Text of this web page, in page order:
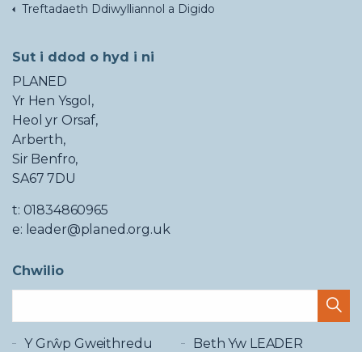
Treftadaeth Ddiwylliannol a Digido
Sut i ddod o hyd i ni
PLANED
Yr Hen Ysgol,
Heol yr Orsaf,
Arberth,
Sir Benfro,
SA67 7DU
t: 01834860965
e: leader@planed.org.uk
Chwilio
Y Grŵp Gweithredu
Beth Yw LEADER